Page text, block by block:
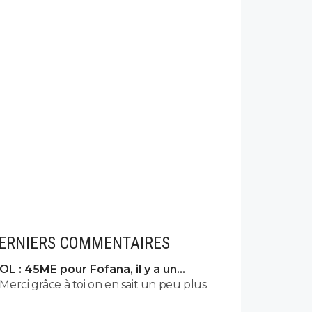
COMMENTAIRES
OL : 45ME pour Fofana, il y a un
énorme problème
Merci grâce à toi on en sait un peu plus